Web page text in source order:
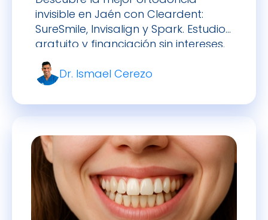
invisible en Jaén con Cleardent:
SureSmile, Invisalign y Spark. Estudio
gratuito y financiación sin intereses.
Dr. Ismael Cerezo